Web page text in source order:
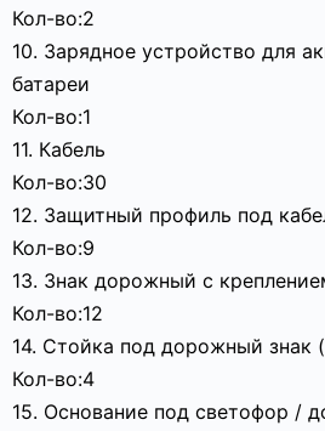
Кол-во:2
10. Зарядное устройство для
батареи
Кол-во:1
11. Кабель
Кол-во:30
12. Защитный профиль под
Кол-во:9
13. Знак дорожный с
Кол-во:12
14. Стойка под дорожный знак
Кол-во:4
15. Основание под светофор /